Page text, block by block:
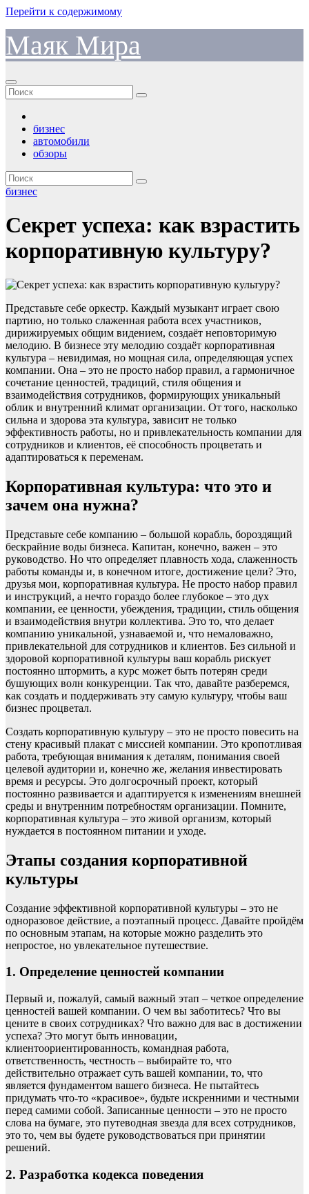
Перейти к содержимому
Маяк Мира
бизнес
автомобили
обзоры
бизнес
Секрет успеха: как взрастить
корпоративную культуру?
Представьте себе оркестр. Каждый музыкант играет свою
партию, но только слаженная работа всех участников,
дирижируемых общим видением, создаёт неповторимую
мелодию. В бизнесе эту мелодию создаёт корпоративная
культура – невидимая, но мощная сила, определяющая успех
компании. Она – это не просто набор правил, а гармоничное
сочетание ценностей, традиций, стиля общения и
взаимодействия сотрудников, формирующих уникальный
облик и внутренний климат организации. От того, насколько
сильна и здорова эта культура, зависит не только
эффективность работы, но и привлекательность компании для
сотрудников и клиентов, её способность процветать и
адаптироваться к переменам.
Корпоративная культура: что это и
зачем она нужна?
Представьте себе компанию – большой корабль, бороздящий
бескрайние воды бизнеса. Капитан, конечно, важен – это
руководство. Но что определяет плавность хода, слаженность
работы команды и, в конечном итоге, достижение цели? Это,
друзья мои, корпоративная культура. Не просто набор правил
и инструкций, а нечто гораздо более глубокое – это дух
компании, ее ценности, убеждения, традиции, стиль общения
и взаимодействия внутри коллектива. Это то, что делает
компанию уникальной, узнаваемой и, что немаловажно,
привлекательной для сотрудников и клиентов. Без сильной и
здоровой корпоративной культуры ваш корабль рискует
постоянно штормить, а курс может быть потерян среди
бушующих волн конкуренции. Так что, давайте разберемся,
как создать и поддерживать эту самую культуру, чтобы ваш
бизнес процветал.
Создать корпоративную культуру – это не просто повесить на
стену красивый плакат с миссией компании. Это кропотливая
работа, требующая внимания к деталям, понимания своей
целевой аудитории и, конечно же, желания инвестировать
время и ресурсы. Это долгосрочный проект, который
постоянно развивается и адаптируется к изменениям внешней
среды и внутренним потребностям организации. Помните,
корпоративная культура – это живой организм, который
нуждается в постоянном питании и уходе.
Этапы создания корпоративной
культуры
Создание эффективной корпоративной культуры – это не
одноразовое действие, а поэтапный процесс. Давайте пройдём
по основным этапам, на которые можно разделить это
непростое, но увлекательное путешествие.
1. Определение ценностей компании
Первый и, пожалуй, самый важный этап – четкое определение
ценностей вашей компании. О чем вы заботитесь? Что вы
цените в своих сотрудниках? Что важно для вас в достижении
успеха? Это могут быть инновации,
клиентоориентированность, командная работа,
ответственность, честность – выбирайте то, что
действительно отражает суть вашей компании, то, что
является фундаментом вашего бизнеса. Не пытайтесь
придумать что-то «красивое», будьте искренними и честными
перед самими собой. Записанные ценности – это не просто
слова на бумаге, это путеводная звезда для всех сотрудников,
это то, чем вы будете руководствоваться при принятии
решений.
2. Разработка кодекса поведения